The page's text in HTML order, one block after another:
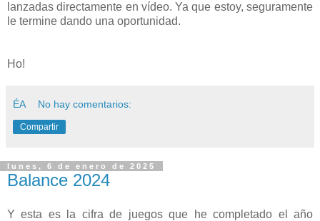
lanzadas directamente en vídeo. Ya que estoy, seguramente
le termine dando una oportunidad.
Ho!
ÉA No hay comentarios:
Compartir
lunes, 6 de enero de 2025
Balance 2024
Y esta es la cifra de juegos que he completado el año